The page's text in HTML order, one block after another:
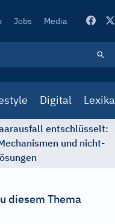
Jobs Media
Digital Lexika
entschlüsselt:
und nicht-
diesem Thema